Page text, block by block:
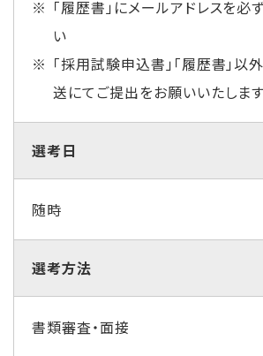
「履歴書」にメールアドレスを必
い
「採用試験申込書」「履歴書」以
送にてご提出をお願いいたします
選考日
随時
選考方法
書類審査・面接